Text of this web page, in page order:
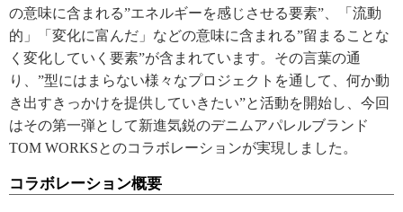
の意味に含まれる”エネルギーを感じさせる要素”、「流動
的」「変化に富んだ」などの意味に含まれる”留まることな
く変化していく要素”が含まれています。その言葉の通
り、”型にはまらない様々なプロジェクトを通して、何か動
き出すきっかけを提供していきたい”と活動を開始し、今回
はその第一弾として新進気鋭のデニムアパレルブランド
TOM WORKSとのコラボレーションが実現しました。
コラボレーション概要